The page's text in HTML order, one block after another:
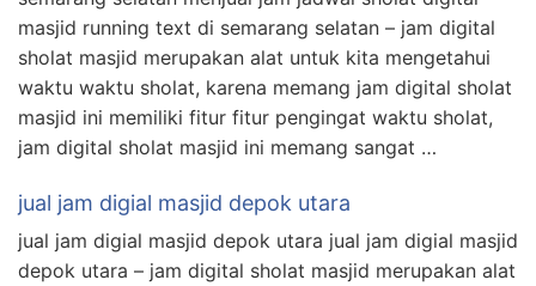
masjid running text di semarang selatan – jam digital
sholat masjid merupakan alat untuk kita mengetahui
waktu waktu sholat, karena memang jam digital sholat
masjid ini memiliki fitur fitur pengingat waktu sholat,
jam digital sholat masjid ini memang sangat …
jual jam digial masjid depok utara
jual jam digial masjid depok utara jual jam digial masjid
depok utara – jam digital sholat masjid merupakan alat